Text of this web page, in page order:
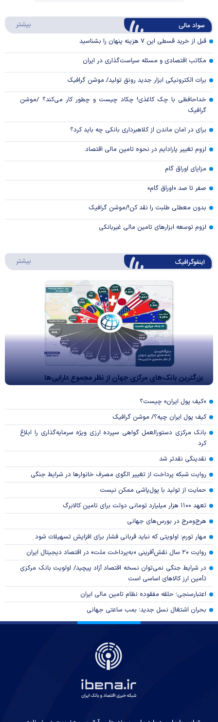
Video
سواد مالی بیشتر
قبل از خرید قسطی این ۷ هزینه پنهان را بشناسید
مکاتب اقتصادی و مسئله سیاست‌گذاری در ایران
برات الکترونیکی ابزار جدید رونق تولید/ موشن گرافیک
خداحافظی با چک کاغذی! چکاد چیست و چطور کار می‌کند؟ /موشن
گرافیک
برای در امان ماندن از کلاهبرداری بانکی چه باید کرد؟
لزوم تغییر پارادایم در نحوه تامین مالی اقتصاد
مزایای اوراق گام
صفر تا صد «اوراق گام»
بدون معطلی طلبت را نقد کن!/موشن گرافیک
لزوم توسعه ابزارهای تامین مالی غیربانکی
اینفوگرافیک بیشتر
بزرگترین بانک‌های مرکزی جهان از نظر مجموع دارایی‌ها
«کیف پول ایران» چیست؟
کیف پول ایران چیه؟/ موشن گرافیک
بانک مرکزی دستورالعمل گواهی سپرده ارزی ویژه سرمایه‌گذاری را ابلاغ
کرد
نقدینگی نقدتر شد
روایت شبکه پرداخت از تغییر الگوی مصرف خانوار‌ها در شرایط جنگی
حمایت از تولید با پول‌پاشی ممکن نیست
تعهد ۱۱۰۰ هزار میلیارد تومانی دولت برای تامین کالابرگ
هرج‌ومرج در بورس‌های جهانی
مهار تورم؛ اولویتی که نباید قربانی فشار برای افزایش تسهیلات شود
روایت ۲۰ سال نقش‌آفرینی «به‌پرداخت ملت» در اقتصاد دیجیتال ایران
در شرایط جنگی نمی‌توان نسخه اقتصاد آزاد پیچید/ اولویت بانک مرکزی
تأمین ارز کالا‌های اساسی است
اعتبارسنجی؛ حلقه مفقوده نظام تامین مالی ایران
بحران اشتغال نسل جدید؛ بمب ساعتی جهانی